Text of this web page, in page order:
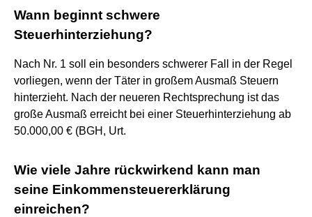
Wann beginnt schwere
Steuerhinterziehung?
Nach Nr. 1 soll ein besonders schwerer Fall in der Regel
vorliegen, wenn der Täter in großem Ausmaß Steuern
hinterzieht. Nach der neueren Rechtsprechung ist das
große Ausmaß erreicht bei einer Steuerhinterziehung ab
50.000,00 € (BGH, Urt.
Wie viele Jahre rückwirkend kann man
seine Einkommensteuererklärung
einreichen?